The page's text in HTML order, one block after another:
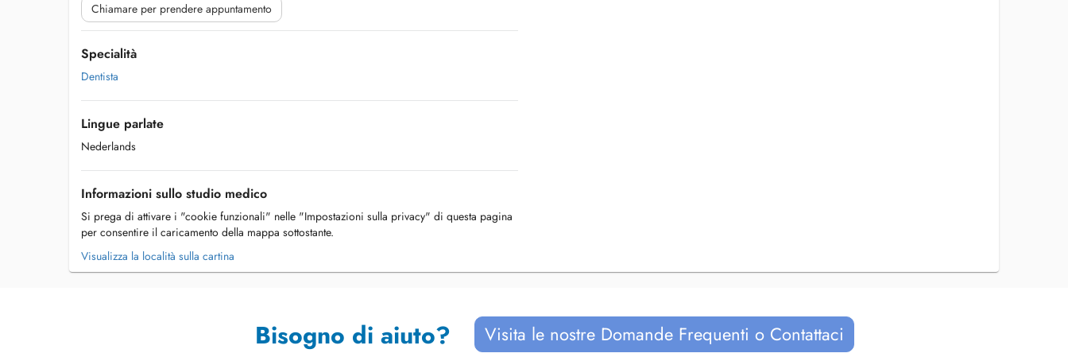
Chiamare per prendere appuntamento
Specialità
Dentista
Lingue parlate
Nederlands
Informazioni sullo studio medico
Si prega di attivare i "cookie funzionali" nelle "Impostazioni sulla privacy" di questa pagina
per consentire il caricamento della mappa sottostante.
Visualizza la località sulla cartina
Bisogno di aiuto? Visita le nostre Domande Frequenti o Contattaci